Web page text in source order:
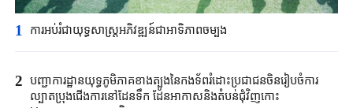
1 ការអប់រំជាយុទ្ធសាស្ត្រអភិវឌ្ឍន៍ជាអាទិភាពចម្បង
2 បញ្ជាការដ្ឋានយុទ្ធភូមិភាគខាងត្បូងនៃកងទ័ពរំដោះប្រជាជនចិនរៀបចំការ
ល្បាតប្រុងជើងការនៅដែនទឹក ដែនអាកាសនិងតំបន់ជុំវិញកោះ